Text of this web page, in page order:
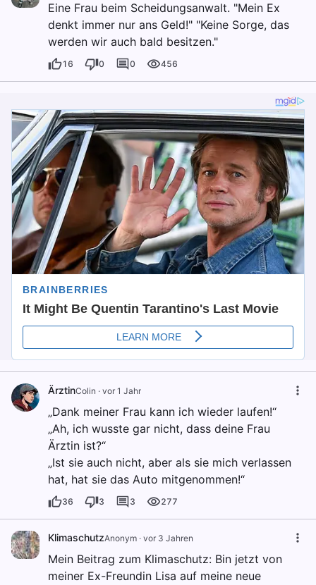
Eine Frau beim Scheidungsanwalt. "Mein Ex
denkt immer nur ans Geld!" "Keine Sorge, das
werden wir auch bald besitzen."
16 0 0 456
ÄrztinColin · vor 1 Jahr
„Dank meiner Frau kann ich wieder laufen!“
„Ah, ich wusste gar nicht, dass deine Frau
Ärztin ist?“
„Ist sie auch nicht, aber als sie mich verlassen
hat, hat sie das Auto mitgenommen!“
36 3 3 277
KlimaschutzAnonym · vor 3 Jahren
Mein Beitrag zum Klimaschutz: Bin jetzt von
meiner Ex-Freundin Lisa auf meine neue